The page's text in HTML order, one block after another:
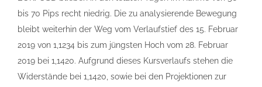
bis 70 Pips recht niedrig. Die zu analysierende Bewegung
bleibt weiterhin der Weg vom Verlaufstief des 15. Februar
2019 von 1,1234 bis zum jüngsten Hoch vom 28. Februar
2019 bei 1,1420. Aufgrund dieses Kursverlaufs stehen die
Widerstände bei 1,1420, sowie bei den Projektionen zur